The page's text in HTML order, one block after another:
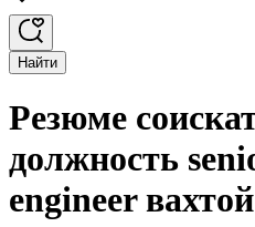
Найти
Резюме
должность
engineer